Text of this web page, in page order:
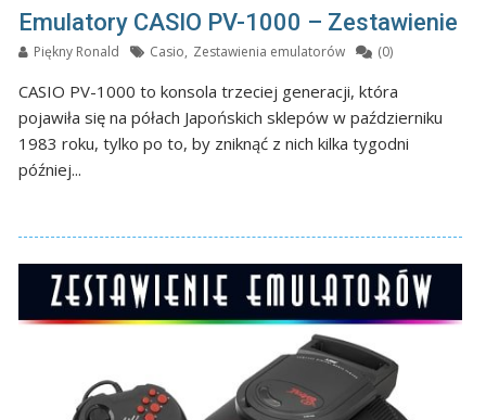
Emulatory CASIO PV-1000 – Zestawienie
Piękny Ronald Casio, Zestawienia emulatorów (0)
CASIO PV-1000 to konsola trzeciej generacji, która
pojawiła się na półach Japońskich sklepów w październiku
1983 roku, tylko po to, by zniknąć z nich kilka tygodni
później...